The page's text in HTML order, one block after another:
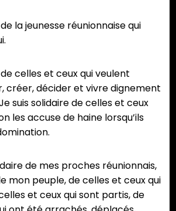
la jeunesse réunionnaise qui
celles et ceux qui veulent
créer, décider et vivre dignement
suis solidaire de celles et ceux
les accuse de haine lorsqu’ils
de mes proches réunionnais,
mon peuple, de celles et ceux qui
et ceux qui sont partis, de